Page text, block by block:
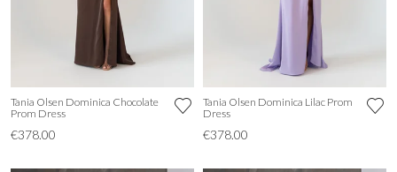
Tania Olsen Dominica Chocolate
Prom Dress
€378.00
Tania Olsen Dominica Lilac Prom
Dress
€378.00